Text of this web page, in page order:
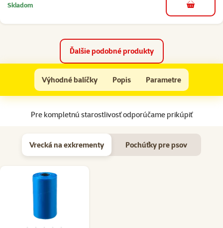
Skladom do košíka
Ďalšie podobné produkty
ONTARIO konz.Chicken,Carrots,Salmon Oil 400g
Výhodné balíčky Popis Parametre
Na začiatok stránky
Pre kompletnú starostlivosť odporúčame prikúpiť
Vrecká na exkrementy Pochúťky pre psov